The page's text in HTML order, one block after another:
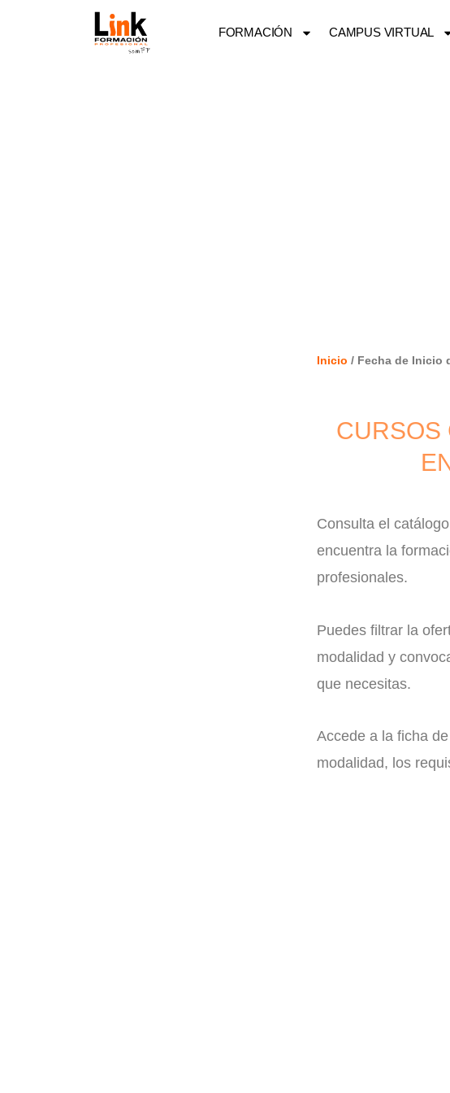
FORMACIÓN CAMPUS VIRTUAL
Inicio / Fecha de Inicio
CURSOS
Consulta el
encuentra la
profesionales.
Puedes filtrar la
modalidad y
que necesitas.
Accede a la ficha
modalidad, los